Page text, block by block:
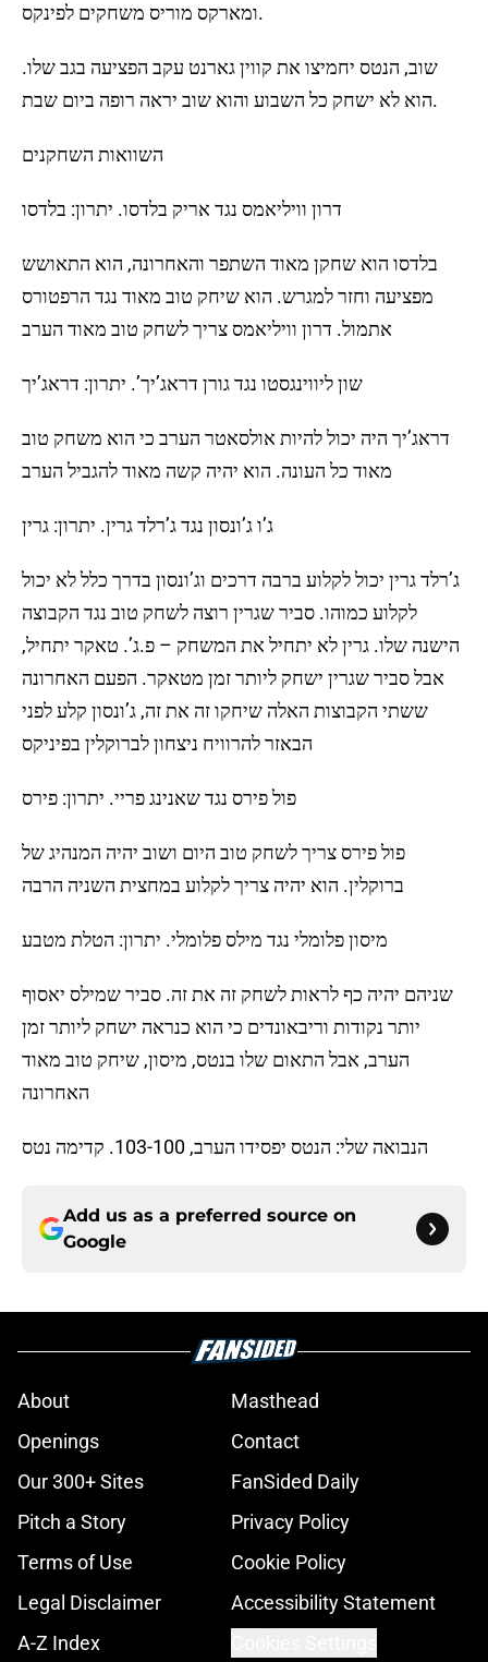
ומארקס מוריס משחקים לפינקס.
שוב, הנטס יחמיצו את קווין גארנט עקב הפציעה בגב שלו.
הוא לא ישחק כל השבוע והוא שוב יראה רופה ביום שבת.
השוואות השחקנים
דרון וויליאמס נגד אריק בלדסו. יתרון: בלדסו
בלדסו הוא שחקן מאוד השתפר והאחרונה, הוא התאושש
מפציעה וחזר למגרש. הוא שיחק טוב מאוד נגד הרפטורס
אתמול. דרון וויליאמס צריך לשחק טוב מאוד הערב
שון ליווינגסטו נגד גורן דראג’יך’. יתרון: דראג’יך
דראג’יך היה יכול להיות אולסאטר הערב כי הוא משחק טוב
מאוד כל העונה. הוא יהיה קשה מאוד להגביל הערב
ג’ו ג’ונסון נגד ג’רלד גרין. יתרון: גרין
ג’רלד גרין יכול לקלוע ברבה דרכים וג’ונסון בדרך כלל לא יכול
לקלוע כמוהו. סביר שגרין רוצה לשחק טוב נגד הקבוצה
הישנה שלו. גרין לא יתחיל את המשחק – פ.ג’. טאקר יתחיל,
אבל סביר שגרין ישחק ליותר זמן מטאקר. הפעם האחרונה
ששתי הקבוצות האלה שיחקו זה את זה, ג’ונסון קלע לפני
הבאזר להרוויח ניצחון לברוקלין בפיניקס
פול פירס נגד שאנינג פריי. יתרון: פירס
פול פירס צריך לשחק טוב היום ושוב יהיה המנהיג של
ברוקלין. הוא יהיה צריך לקלוע במחצית השניה הרבה
מיסון פלומלי נגד מילס פלומלי. יתרון: הטלת מטבע
שניהם יהיה כף לראות לשחק זה את זה. סביר שמילס יאסוף
יותר נקודות וריבאונדים כי הוא כנראה ישחק ליותר זמן
הערב, אבל התאום שלו בנטס, מיסון, שיחק טוב מאוד
האחרונה
הנבואה שלי: הנטס יפסידו הערב, 103-100. קדימה נטס
Add us as a preferred source on
Google
About
Masthead
Openings
Contact
Our 300+ Sites
FanSided Daily
Pitch a Story
Privacy Policy
Terms of Use
Cookie Policy
Legal Disclaimer
Accessibility Statement
A-Z Index